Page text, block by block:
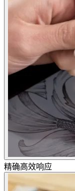
精确高效响应